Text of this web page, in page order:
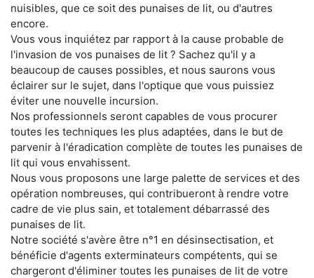
nuisibles, que ce soit des punaises de lit, ou d'autres
encore.
Vous vous inquiétez par rapport à la cause probable de
l'invasion de vos punaises de lit ? Sachez qu'il y a
beaucoup de causes possibles, et nous saurons vous
éclairer sur le sujet, dans l'optique que vous puissiez
éviter une nouvelle incursion.
Nos professionnels seront capables de vous procurer
toutes les techniques les plus adaptées, dans le but de
parvenir à l'éradication complète de toutes les punaises de
lit qui vous envahissent.
Nous vous proposons une large palette de services et des
opération nombreuses, qui contribueront à rendre votre
cadre de vie plus sain, et totalement débarrassé des
punaises de lit.
Notre société s'avère être n°1 en désinsectisation, et
bénéficie d'agents exterminateurs compétents, qui se
chargeront d'éliminer toutes les punaises de lit de votre